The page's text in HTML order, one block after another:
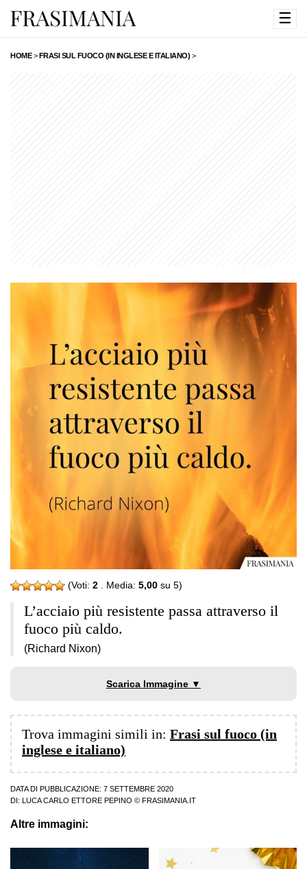
☰
HOME>FRASI SUL FUOCO (IN INGLESE E ITALIANO) >
(Voti: 2 . Media: 5,00 su 5)
L’acciaio più resistente passa attraverso il
fuoco più caldo.
(Richard Nixon)
Scarica Immagine ▼
Trova immagini simili in: Frasi sul fuoco (in
inglese e italiano)
DATA DI PUBBLICAZIONE: 7 SETTEMBRE 2020
DI:
LUCA CARLO ETTORE PEPINO © FRASIMANIA.IT
Altre immagini: